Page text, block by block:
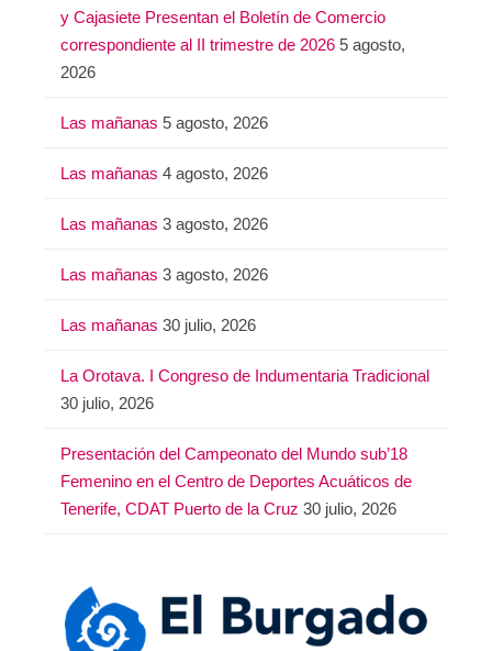
y Cajasiete Presentan el Boletín de Comercio
correspondiente al II trimestre de 2026 5 agosto,
2026
Las mañanas 5 agosto, 2026
Las mañanas 4 agosto, 2026
Las mañanas 3 agosto, 2026
Las mañanas 3 agosto, 2026
Las mañanas 30 julio, 2026
La Orotava. I Congreso de Indumentaria Tradicional
30 julio, 2026
Presentación del Campeonato del Mundo sub’18
Femenino en el Centro de Deportes Acuáticos de
Tenerife, CDAT Puerto de la Cruz 30 julio, 2026